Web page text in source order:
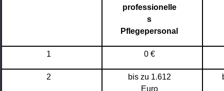
professionelle
s
Pflegepersonal
1 0 €
2
bis zu 1.612
Euro